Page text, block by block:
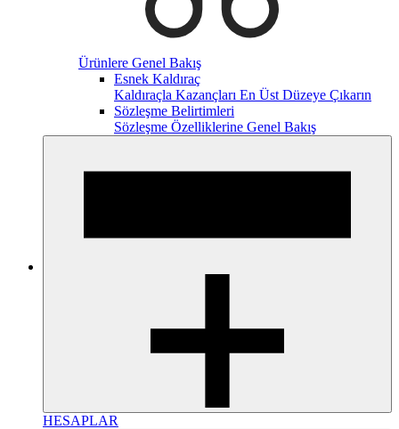
Ürünlere Genel Bakış
Esnek Kaldıraç
Kaldıraçla Kazançları En Üst Düzeye Çıkarın
Sözleşme Belirtimleri
Sözleşme Özelliklerine Genel Bakış
HESAPLAR